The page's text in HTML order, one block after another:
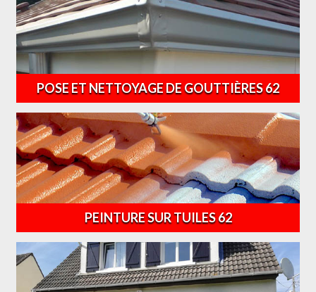
POSE ET NETTOYAGE DE GOUTTIÈRES 62
PEINTURE SUR TUILES 62